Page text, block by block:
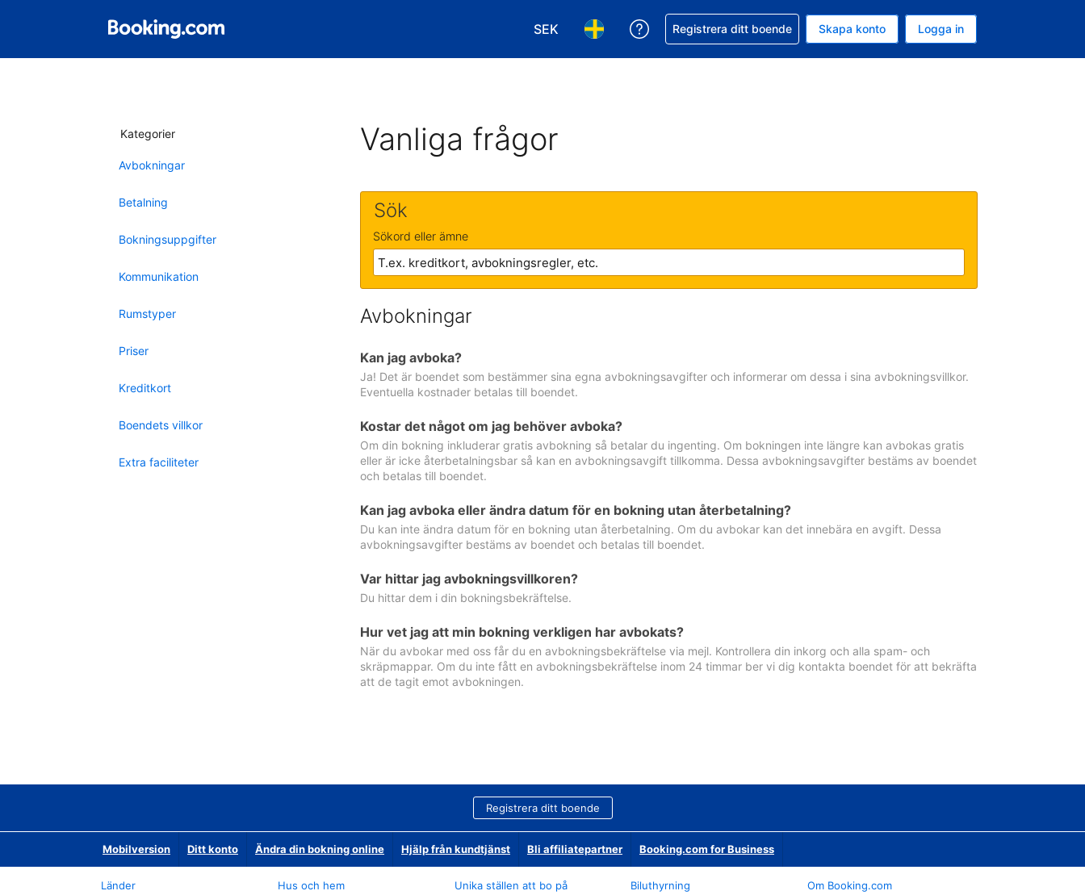
SEK
Välj valuta. Din nuvarande valuta är Svenska kronor
Välj språk. Ditt nuvarande språk är Svenska
Få hjälp med din bokning
Registrera ditt boende Skapa konto Logga in
Kategorier
Avbokningar
Betalning
Bokningsuppgifter
Kommunikation
Rumstyper
Priser
Kreditkort
Boendets villkor
Extra faciliteter
Vanliga frågor
Sök
Sökord eller ämne
Avbokningar
Kan jag avboka?
Ja! Det är boendet som bestämmer sina egna avbokningsavgifter och informerar om dessa i sina avbokningsvillkor.
Eventuella kostnader betalas till boendet.
Kostar det något om jag behöver avboka?
Om din bokning inkluderar gratis avbokning så betalar du ingenting. Om bokningen inte längre kan avbokas gratis
eller är icke återbetalningsbar så kan en avbokningsavgift tillkomma. Dessa avbokningsavgifter bestäms av boendet
och betalas till boendet.
Kan jag avboka eller ändra datum för en bokning utan återbetalning?
Du kan inte ändra datum för en bokning utan återbetalning. Om du avbokar kan det innebära en avgift. Dessa
avbokningsavgifter bestäms av boendet och betalas till boendet.
Var hittar jag avbokningsvillkoren?
Du hittar dem i din bokningsbekräftelse.
Hur vet jag att min bokning verkligen har avbokats?
När du avbokar med oss får du en avbokningsbekräftelse via mejl. Kontrollera din inkorg och alla spam- och
skräpmappar. Om du inte fått en avbokningsbekräftelse inom 24 timmar ber vi dig kontakta boendet för att bekräfta
att de tagit emot avbokningen.
Registrera ditt boende
Mobilversion Ditt konto Ändra din bokning online Hjälp från kundtjänst Bli affiliatepartner Booking.com for Business
Länder
Hus och hem
Unika ställen att bo på
Biluthyrning
Om Booking.com